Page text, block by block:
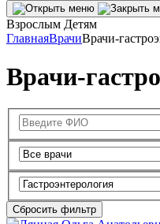
Взрослым Детям
ГлавнаяВрачиВрачи-
Врачи-
Сбросить фильтр